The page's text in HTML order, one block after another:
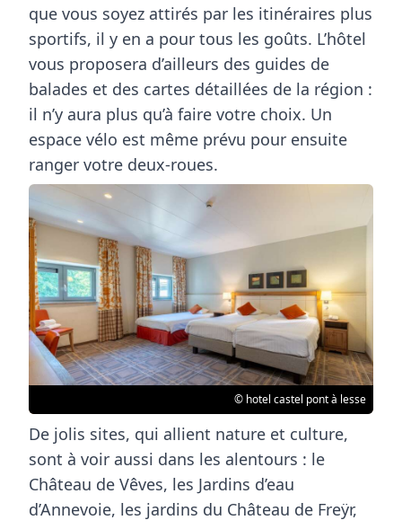
que vous soyez attirés par les itinéraires plus
sportifs, il y en a pour tous les goûts. L’hôtel
vous proposera d’ailleurs des guides de
balades et des cartes détaillées de la région :
il n’y aura plus qu’à faire votre choix. Un
espace vélo est même prévu pour ensuite
ranger votre deux-roues.
© hotel castel pont à lesse
De jolis sites, qui allient nature et culture,
sont à voir aussi dans les alentours : le
Château de Vêves, les Jardins d’eau
d’Annevoie, les jardins du Château de Freÿr,